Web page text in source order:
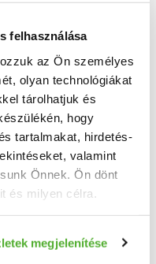
felhasználása
az Ön személyes
olyan technológiákat
tárolhatjuk és
hogy
tartalmakat, hirdetés-
valamint
Önnek. Ön dönt
és milyen célra.
elhelyezkedéséről
megjelenítése
utca - Eladó